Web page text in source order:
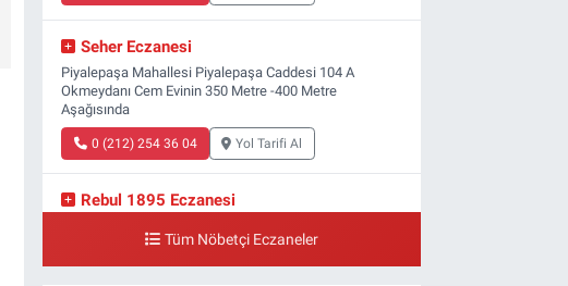
Seher Eczanesi
Piyalepaşa Mahallesi Piyalepaşa Caddesi 104 A
Okmeydanı Cem Evinin 350 Metre -400 Metre
Aşağısında
0 (212) 254 36 04 Yol Tarifi Al
Rebul 1895 Eczanesi
Meşelik Sokak, 3B Akbank Sanat karşısı, Fransız
Konsolosluğu Çaprazı
Tüm Nöbetçi Eczaneler